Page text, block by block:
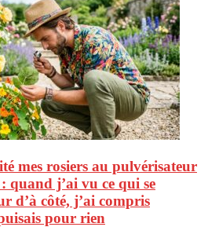
mes rosiers au pulvérisateur
quand j’ai vu ce qui se
d’à côté, j’ai compris
pour rien